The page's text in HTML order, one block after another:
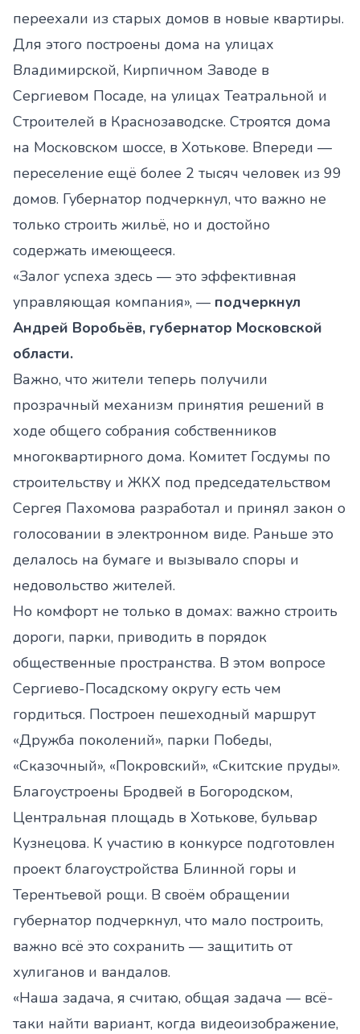
переехали из старых домов в новые квартиры.
Для этого построены дома на улицах
Владимирской, Кирпичном Заводе в
Сергиевом Посаде, на улицах Театральной и
Строителей в Краснозаводске. Строятся дома
на Московском шоссе, в Хотькове. Впереди —
переселение ещё более 2 тысяч человек из 99
домов. Губернатор подчеркнул, что важно не
только строить жильё, но и достойно
содержать имеющееся.
«Залог успеха здесь — это эффективная
управляющая компания», — подчеркнул
Андрей Воробьёв, губернатор Московской
области.
Важно, что жители теперь получили
прозрачный механизм принятия решений в
ходе общего собрания собственников
многоквартирного дома. Комитет Госдумы по
строительству и ЖКХ под председательством
Сергея Пахомова разработал и принял закон о
голосовании в электронном виде. Раньше это
делалось на бумаге и вызывало споры и
недовольство жителей.
Но комфорт не только в домах: важно строить
дороги, парки, приводить в порядок
общественные пространства. В этом вопросе
Сергиево-Посадскому округу есть чем
гордиться. Построен пешеходный маршрут
«Дружба поколений», парки Победы,
«Сказочный», «Покровский», «Скитские пруды».
Благоустроены Бродвей в Богородском,
Центральная площадь в Хотькове, бульвар
Кузнецова. К участию в конкурсе подготовлен
проект благоустройства Блинной горы и
Терентьевой рощи. В своём обращении
губернатор подчеркнул, что мало построить,
важно всё это сохранить — защитить от
хулиганов и вандалов.
«Наша задача, я считаю, общая задача — всё-
таки найти вариант, когда видеоизображение,